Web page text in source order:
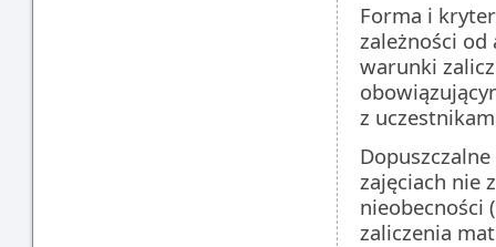
Forma i
zależności
warunki
z
zajęciach nie
nieobecności
zaliczenia